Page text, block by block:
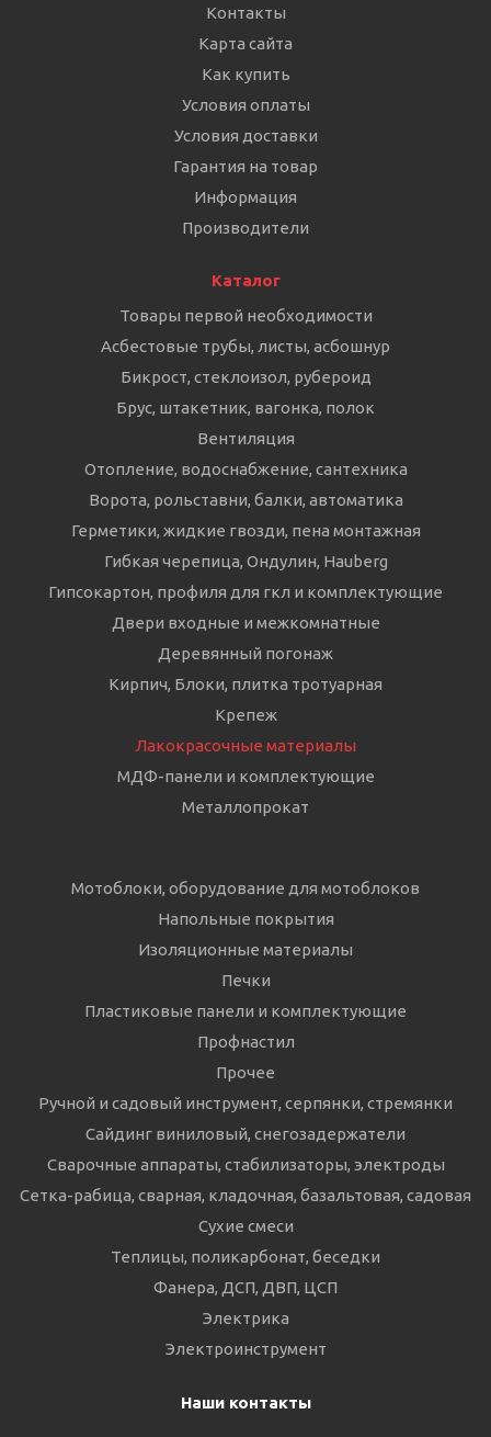
Контакты
Карта сайта
Как купить
Условия оплаты
Условия доставки
Гарантия на товар
Информация
Производители
Каталог
Товары первой необходимости
Асбестовые трубы, листы, асбошнур
Бикрост, стеклоизол, рубероид
Брус, штакетник, вагонка, полок
Вентиляция
Отопление, водоснабжение, сантехника
Ворота, рольставни, балки, автоматика
Герметики, жидкие гвозди, пена монтажная
Гибкая черепица, Ондулин, Hauberg
Гипсокартон, профиля для гкл и комплектующие
Двери входные и межкомнатные
Деревянный погонаж
Кирпич, Блоки, плитка тротуарная
Крепеж
Лакокрасочные материалы
МДФ-панели и комплектующие
Металлопрокат
Мотоблоки, оборудование для мотоблоков
Напольные покрытия
Изоляционные материалы
Печки
Пластиковые панели и комплектующие
Профнастил
Прочее
Ручной и садовый инструмент, серпянки, стремянки
Сайдинг виниловый, снегозадержатели
Сварочные аппараты, стабилизаторы, электроды
Сетка-рабица, сварная, кладочная, базальтовая, садовая
Сухие смеси
Теплицы, поликарбонат, беседки
Фанера, ДСП, ДВП, ЦСП
Электрика
Электроинструмент
Наши контакты